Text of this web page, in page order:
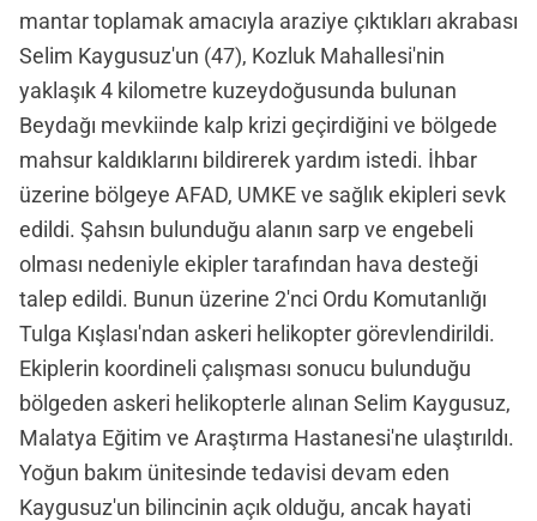
mantar toplamak amacıyla araziye çıktıkları akrabası
Selim Kaygusuz'un (47), Kozluk Mahallesi'nin
yaklaşık 4 kilometre kuzeydoğusunda bulunan
Beydağı mevkiinde kalp krizi geçirdiğini ve bölgede
mahsur kaldıklarını bildirerek yardım istedi. İhbar
üzerine bölgeye AFAD, UMKE ve sağlık ekipleri sevk
edildi. Şahsın bulunduğu alanın sarp ve engebeli
olması nedeniyle ekipler tarafından hava desteği
talep edildi. Bunun üzerine 2'nci Ordu Komutanlığı
Tulga Kışlası'ndan askeri helikopter görevlendirildi.
Ekiplerin koordineli çalışması sonucu bulunduğu
bölgeden askeri helikopterle alınan Selim Kaygusuz,
Malatya Eğitim ve Araştırma Hastanesi'ne ulaştırıldı.
Yoğun bakım ünitesinde tedavisi devam eden
Kaygusuz'un bilincinin açık olduğu, ancak hayati